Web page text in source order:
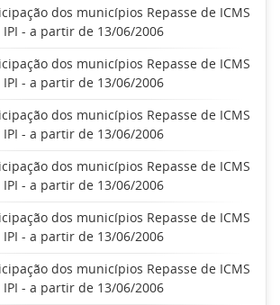
dos municípios Repasse de ICMS
IPI - a partir de 13/06/2006
dos municípios Repasse de ICMS
IPI - a partir de 13/06/2006
dos municípios Repasse de ICMS
IPI - a partir de 13/06/2006
dos municípios Repasse de ICMS
IPI - a partir de 13/06/2006
dos municípios Repasse de ICMS
IPI - a partir de 13/06/2006
dos municípios Repasse de ICMS
IPI - a partir de 13/06/2006